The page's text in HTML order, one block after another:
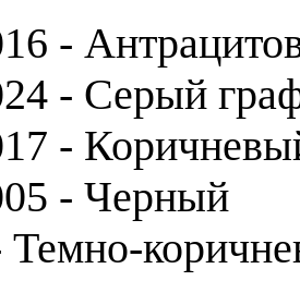
-
- Серый
-
- Черный
Темно-